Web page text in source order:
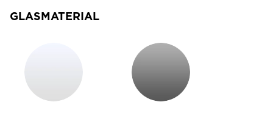
GLASMATERIAL